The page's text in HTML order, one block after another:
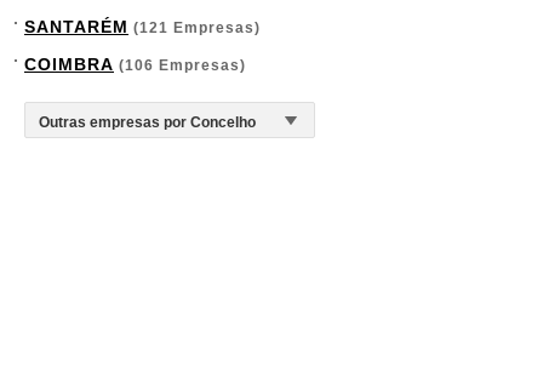
SANTARÉM (121 Empresas)
COIMBRA (106 Empresas)